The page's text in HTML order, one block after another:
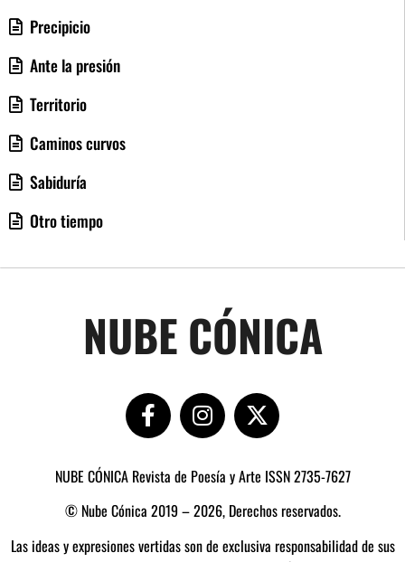
Precipicio
Ante la presión
Territorio
Caminos curvos
Sabiduría
Otro tiempo
NUBE CÓNICA
NUBE CÓNICA Revista de Poesía y Arte ISSN 2735-7627
© Nube Cónica 2019 – 2026, Derechos reservados.
Las ideas y expresiones vertidas son de exclusiva responsabilidad de sus